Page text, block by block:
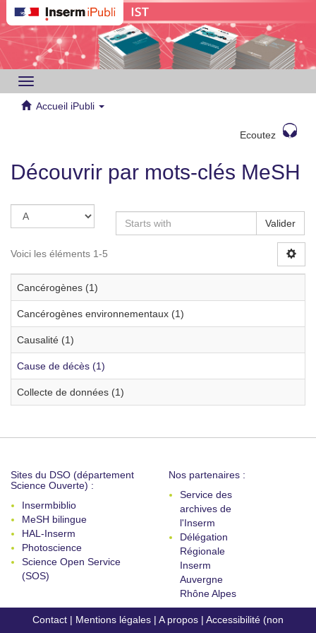
Toggle
navigation
Accueil iPubli
Ecoutez
Découvrir par mots-clés MeSH
Valider
Voici les éléments 1-5
Cancérogènes (1)
Cancérogènes environnementaux (1)
Causalité (1)
Cause de décès (1)
Collecte de données (1)
Sites du DSO (département
Science Ouverte) :
Insermbiblio
MeSH bilingue
HAL-Inserm
Photoscience
Science Open Service
(SOS)
Nos partenaires :
Service des
archives de
l'Inserm
Délégation
Régionale
Inserm
Auvergne
Rhône Alpes
Contact | Mentions légales | A propos | Accessibilité (non